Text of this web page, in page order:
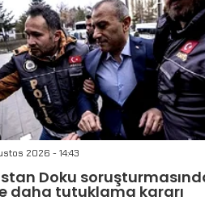
2026 - 14:43
Doku
daha tutuklama kararı